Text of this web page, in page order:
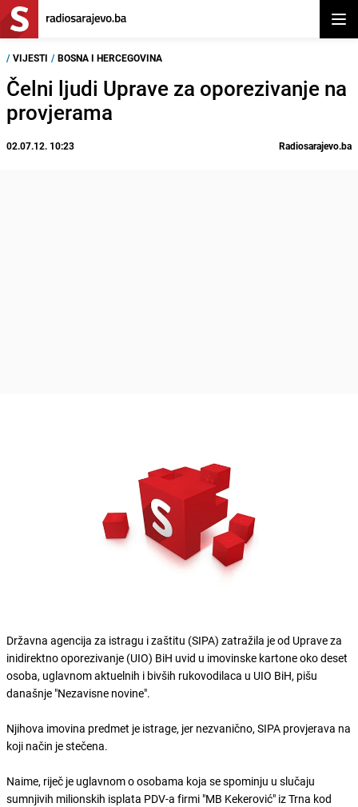
/ VIJESTI / BOSNA I HERCEGOVINA
Čelni ljudi Uprave za oporezivanje na
provjerama
02.07.12. 10:23 Radiosarajevo.ba
Državna agencija za istragu i zaštitu (SIPA) zatražila je od Uprave za
inidirektno oporezivanje (UIO) BiH uvid u imovinske kartone oko deset
osoba, uglavnom aktuelnih i bivših rukovodilaca u UIO BiH, pišu
današnje "Nezavisne novine".
Njihova imovina predmet je istrage, jer nezvanično, SIPA provjerava na
koji način je stečena.
Naime, riječ je uglavnom o osobama koja se spominju u slučaju
sumnjivih milionskih isplata PDV-a firmi "MB Kekerović" iz Trna kod